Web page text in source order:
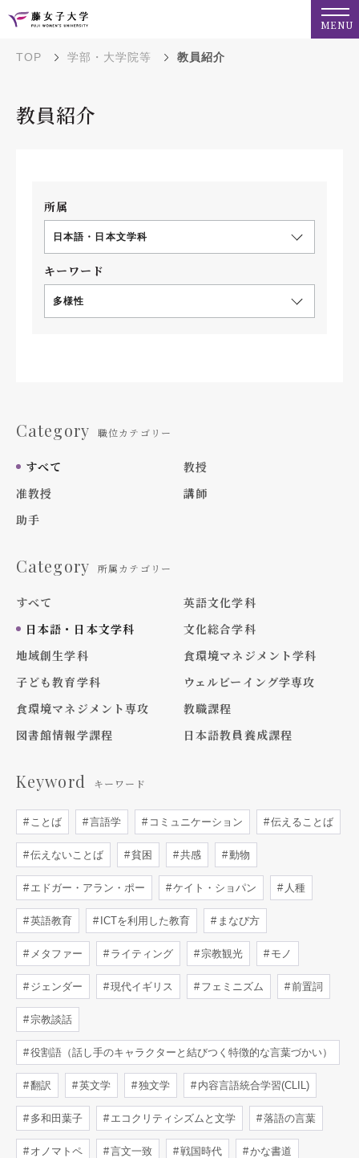
MENU
TOP 学部・大学院等 教員紹介
教員紹介
所属
日本語・日本文学科
キーワード
多様性
Category 職位カテゴリー
すべて
教授
准教授
講師
助手
Category 所属カテゴリー
すべて
英語文化学科
日本語・日本文学科
文化総合学科
地域創生学科
食環境マネジメント学科
子ども教育学科
ウェルビーイング学専攻
食環境マネジメント専攻
教職課程
図書館情報学課程
日本語教員養成課程
Keyword キーワード
ことば 言語学 コミュニケーション 伝えることば
伝えないことば 貧困 共感 動物
エドガー・アラン・ポー ケイト・ショパン 人種
英語教育 ICTを利用した教育 まなび方
メタファー ライティング 宗教観光 モノ
ジェンダー 現代イギリス フェミニズム 前置詞
宗教談話
役割語（話し手のキャラクターと結びつく特徴的な言葉づかい）
翻訳 英文学 独文学 内容言語統合学習(CLIL)
多和田葉子 エコクリティシズムと文学 落語の言葉
オノマトペ 言文一致 戦国時代 かな書道